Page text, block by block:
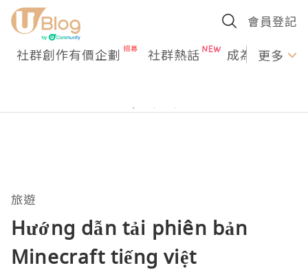
會員登記
社群創作有價企劃 社群熱話 成為U更多
旅遊
Hướng dẫn tải phiên bản
Minecraft tiếng việt